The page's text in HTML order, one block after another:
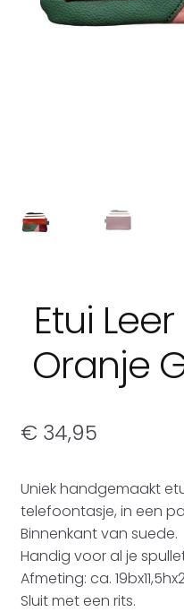
Etui
Oranje
€ 34,95
Uniek handgemaakt
telefoontasje, in een
Binnenkant van suede.
Handig voor al je
Afmeting: ca.
Sluit met een rits.